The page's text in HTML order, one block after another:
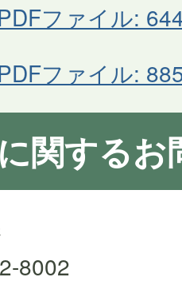
ファイル:
ファイル:
関するお
8002